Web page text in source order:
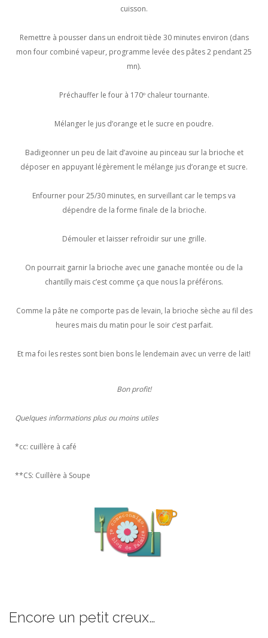
cuisson.
Remettre à pousser dans un endroit tiède 30 minutes environ (dans
mon four combiné vapeur, programme levée des pâtes 2 pendant 25
mn).
Préchauffer le four à 170º chaleur tournante.
Mélanger le jus d’orange et le sucre en poudre.
Badigeonner un peu de lait d’avoine au pinceau sur la brioche et
déposer en appuyant légèrement le mélange jus d’orange et sucre.
Enfourner pour 25/30 minutes, en surveillant car le temps va
dépendre de la forme finale de la brioche.
Démouler et laisser refroidir sur une grille.
On pourrait garnir la brioche avec une ganache montée ou de la
chantilly mais c’est comme ça que nous la préférons.
Comme la pâte ne comporte pas de levain, la brioche sèche au fil des
heures mais du matin pour le soir c’est parfait.
Et ma foi les restes sont bien bons le lendemain avec un verre de lait!
Bon profit!
Quelques informations plus ou moins utiles
*cc: cuillère à café
**CS: Cuillère à Soupe
Encore un petit creux…